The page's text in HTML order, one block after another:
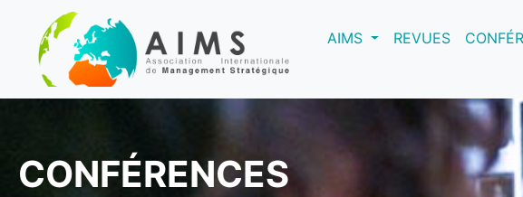
AIMS(current)REVUES
CONFÉRENCES